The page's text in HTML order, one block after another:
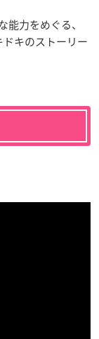
力をめぐる、
キのストーリー